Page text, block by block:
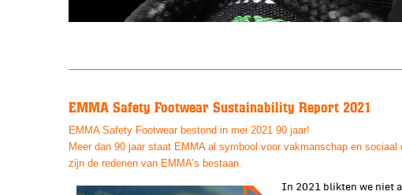
EMMA Safety Footwear Sustainability Report 2021
EMMA Safety Footwear bestond in mei 2021 90 jaar!
Meer dan 90 jaar staat EMMA al symbool voor vakmanschap en
zijn de redenen van EMMA’s bestaan.
In 2021 blikten we niet